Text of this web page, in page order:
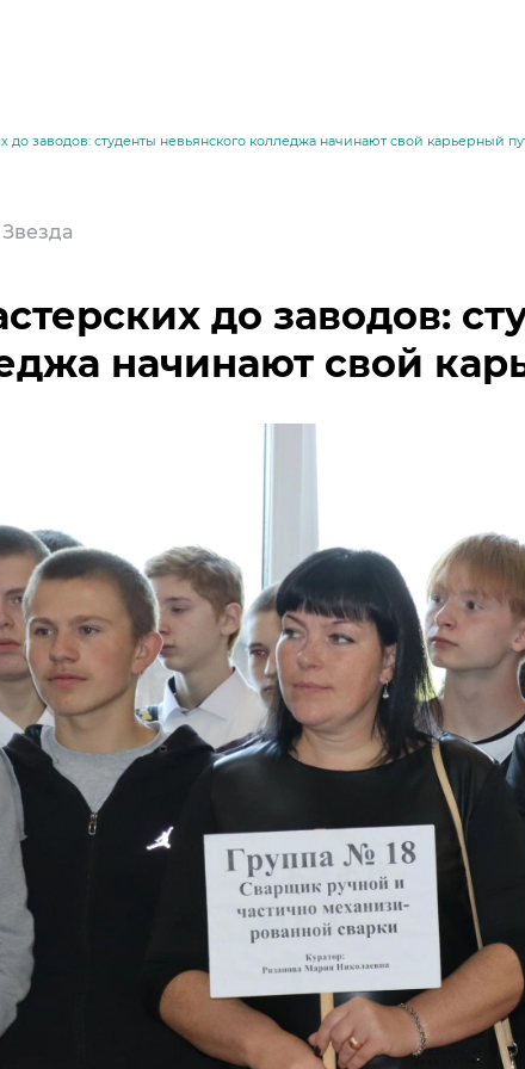
до заводов: студенты невьянского колледжа начинают свой карьерный
Звезда
до заводов:
начинают свой